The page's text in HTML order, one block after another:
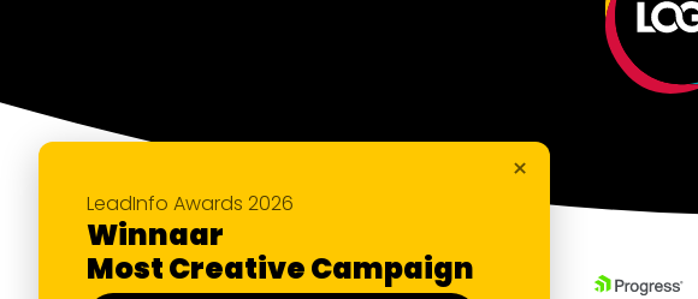
×
LeadInfo Awards 2026
Winnaar
Most Creative Campaign